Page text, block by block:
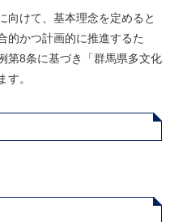
向けて、基本理念を定めると
的かつ計画的に推進するた
第8条に基づき「群馬県多文化
。